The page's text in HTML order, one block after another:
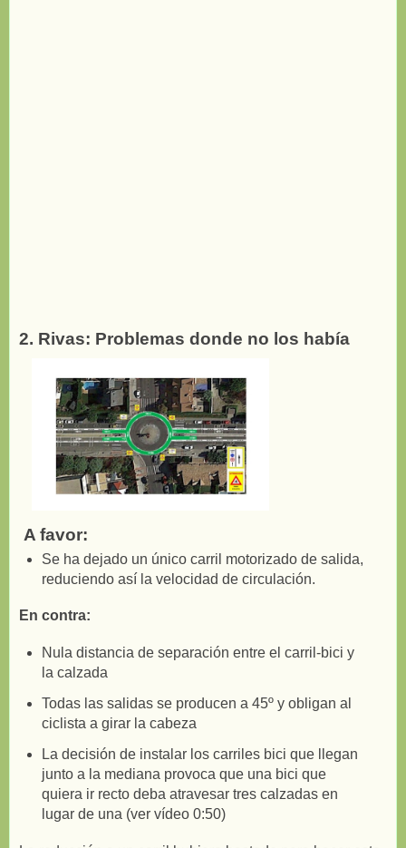
2. Rivas: Problemas donde no los había
A favor:
Se ha dejado un único carril motorizado de salida,
reduciendo así la velocidad de circulación.
En contra:
Nula distancia de separación entre el carril-bici y
la calzada
Todas las salidas se producen a 45º y obligan al
ciclista a girar la cabeza
La decisión de instalar los carriles bici que llegan
junto a la mediana provoca que una bici que
quiera ir recto deba atravesar tres calzadas en
lugar de una (ver vídeo 0:50)